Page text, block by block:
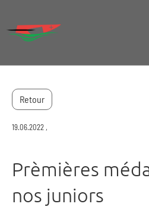
Retour
19.06.2022 ,
Prèmières
nos juniors